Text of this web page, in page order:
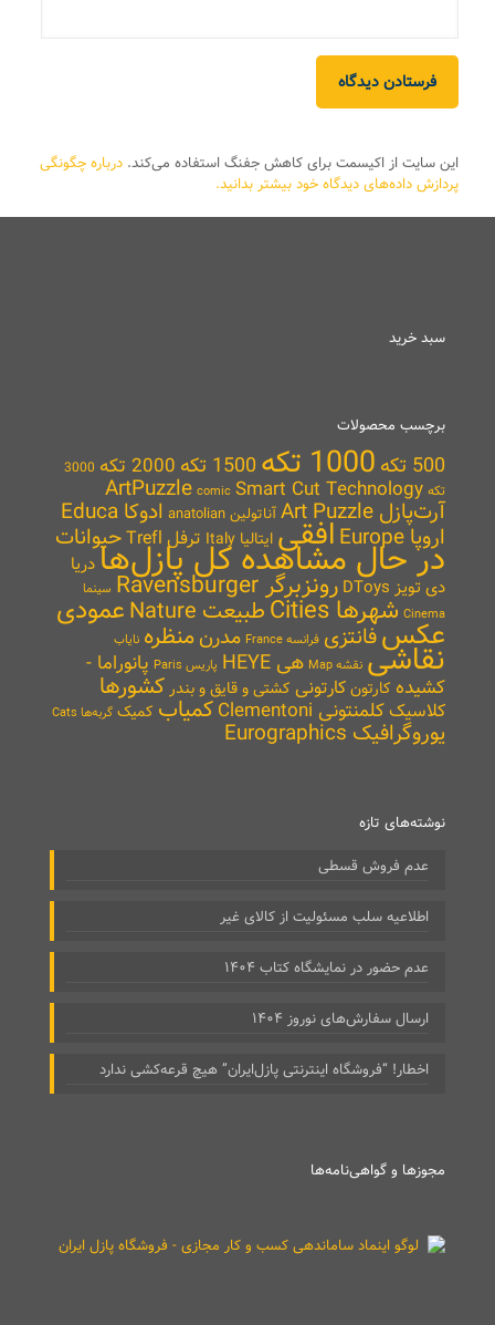
این سایت از اکیسمت برای کاهش جفنگ استفاده می‌کند. درباره چگونگی
پردازش داده‌های دیدگاه خود بیشتر بدانید.
سبد خرید
برچسب محصولات
500 تکه 1000 تکه 1500 تکه 2000 تکه
3000
تکه
ArtPuzzle comic Smart Cut Technology
آرت‌پازل Art Puzzle آناتولین anatolian ادوکا Educa
اروپا Europe افقی ایتالیا Italy ترفل Trefl حیواناتدر حال مشاهده کل پازل‌هادریا
دی تویز DToys
رونزبرگر Ravensburger
سینما
Cinema شهرها Cities طبیعت Nature عمودی
عکسفانتزی فرانسه France مدرنمنظره نایاب نقاشی نقشه Map هی HEYE پاریس Paris
پانوراما -
کشیده کارتونکارتونی کشتی و قایق و بندر کشورها
کلاسیککلمنتونی Clementoni کمیاب کمیک گربه‌ها Cats
یوروگرافیک Eurographics
نوشته‌های تازه
عدم فروش قسطی
اطلاعیه سلب مسئولیت از کالای غیر
عدم حضور در نمایشگاه کتاب ۱۴۰۴
ارسال سفارش‌های نوروز ۱۴۰۴
اخطار! “فروشگاه اینترنتی پازل‌ایران” هیچ قرعه‌کشی ندارد
مجوزها و گواهی‌نامه‌ها